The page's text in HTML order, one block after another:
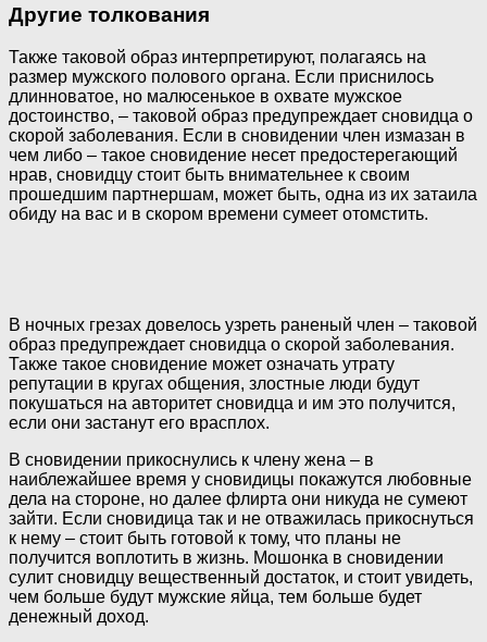
Другие толкования
Также таковой образ интерпретируют, полагаясь на
размер мужского полового органа. Если приснилось
длинноватое, но малюсенькое в охвате мужское
достоинство, – таковой образ предупреждает сновидца о
скорой заболевания. Если в сновидении член измазан в
чем либо – такое сновидение несет предостерегающий
нрав, сновидцу стоит быть внимательнее к своим
прошедшим партнершам, может быть, одна из их затаила
обиду на вас и в скором времени сумеет отомстить.
В ночных грезах довелось узреть раненый член – таковой
образ предупреждает сновидца о скорой заболевания.
Также такое сновидение может означать утрату
репутации в кругах общения, злостные люди будут
покушаться на авторитет сновидца и им это получится,
если они застанут его врасплох.
В сновидении прикоснулись к члену жена – в
наиблежайшее время у сновидицы покажутся любовные
дела на стороне, но далее флирта они никуда не сумеют
зайти. Если сновидица так и не отважилась прикоснуться
к нему – стоит быть готовой к тому, что планы не
получится воплотить в жизнь. Мошонка в сновидении
сулит сновидцу вещественный достаток, и стоит увидеть,
чем больше будут мужские яйца, тем больше будет
денежный доход.